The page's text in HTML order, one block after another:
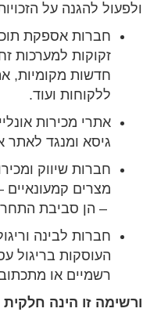
ולפעול להגנה על
חברות אספקת
זקוקות למערכות
חדשות מקומיות,
ללקוחות ועוד.
אתרי מכירות
גיסא ומנגד לאתר
חברות שיווק
מצרים קמעונאיים
– הן סביבת
חברות לבינה
העוסקות בריגול
רשמיים או
ורשימה זו הינה